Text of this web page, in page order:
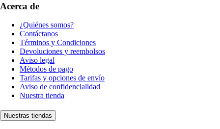
Acerca de
¿Quiénes somos?
Contáctanos
Términos y Condiciones
Devoluciones y reembolsos
Aviso legal
Métodos de pago
Tarifas y opciones de envío
Aviso de confidencialidad
Nuestra tienda
Nuestras tiendas